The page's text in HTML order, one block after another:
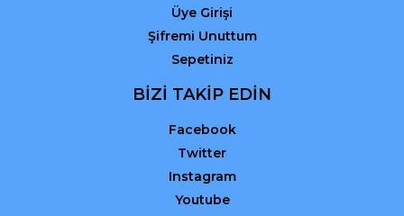
Üye Girişi
Şifremi Unuttum
Sepetiniz
BİZİ TAKİP EDİN
Facebook
Twitter
Instagram
Youtube